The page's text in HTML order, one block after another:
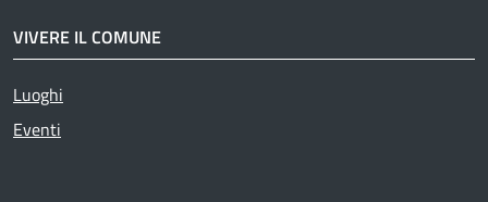
VIVERE IL COMUNE
Luoghi
Eventi